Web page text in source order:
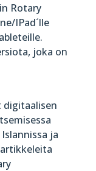
Rotary
IPad´lle
joka on
ja